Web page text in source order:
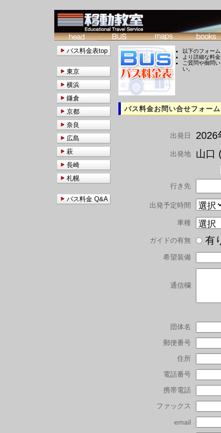
以下のフォー
より詳細な料
ご質問や御問
い。
バス料金お問い合せフォーム
出発日 2026
出発地 山口
行き先
出発予定時間
車種
ガイドの有無
希望装備
通信欄
団体名
郵便番号
住所
電話番号
携帯電話
ファックス
email
バス料金表top
東京
横浜
鎌倉
京都
奈良
広島
萩
長崎
札幌
バス料金 Q&A